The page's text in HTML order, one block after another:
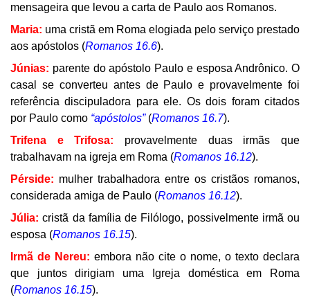
mensageira que levou a carta de Paulo aos Romanos.
Maria: uma cristã em Roma elogiada pelo serviço prestado
aos apóstolos (Romanos 16.6).
Júnias: parente do apóstolo Paulo e esposa Andrônico. O
casal se converteu antes de Paulo e provavelmente foi
referência discipuladora para ele. Os dois foram citados
por Paulo como “apóstolos”(Romanos 16.7).
Trifena e Trifosa: provavelmente duas irmãs que
trabalhavam na igreja em Roma (Romanos 16.12).
Pérside: mulher trabalhadora entre os cristãos romanos,
considerada amiga de Paulo (Romanos 16.12).
Júlia: cristã da família de Filólogo, possivelmente irmã ou
esposa (Romanos 16.15).
Irmã de Nereu: embora não cite o nome, o texto declara
que juntos dirigiam uma Igreja doméstica em Roma
(Romanos 16.15).